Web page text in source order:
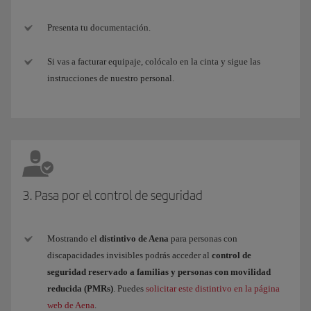
Presenta tu documentación.
Si vas a facturar equipaje, colócalo en la cinta y sigue las
instrucciones de nuestro personal.
3. Pasa por el control de seguridad
Mostrando el distintivo de Aena para personas con
discapacidades invisibles podrás acceder al control de
seguridad reservado a familias y personas con movilidad
reducida (PMRs) . Puedes solicitar este distintivo en la página
web de Aena